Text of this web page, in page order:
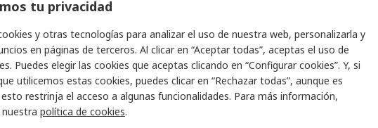
Acrílico, Nailon
Acrílico, Nylon (forro)
tu privacidad
y otras tecnologías para analizar el uso de nuestra web, personalizarla y
en páginas de terceros. Al clicar en “Aceptar todas”, aceptas el uso de
Puedes elegir las cookies que aceptas clicando en “Configurar cookies”. Y, si
utilicemos estas cookies, puedes clicar en “Rechazar todas”, aunque es
restrinja el acceso a algunas funcionalidades. Para más información,
política de cookies.